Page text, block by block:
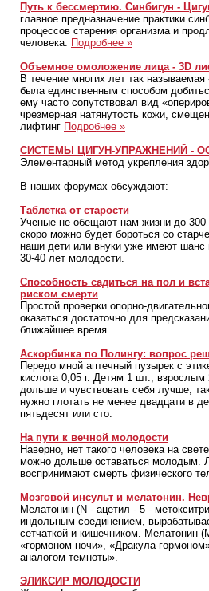
Путь к бессмертию. Cинбигун -
главное предназначение практики
процессов старения организма и
человека. Подробнее »
Объемное омоложение лица - 3D
В течение многих лет так называемая
была единственным способом
ему часто сопутствовал вид
чрезмерная натянутость кожи,
лифтинг Подробнее »
СИСТЕМЫ ЦИГУН-УПРАЖНЕНИЙ -
Элементарный метод укрепления
В наших форумах обсуждают:
Таблетка от старости
Ученые не обещают нам жизни до 300
скоро можно будет бороться со
наши дети или внуки уже имеют шанс
30-40 лет молодости.
Способность садиться на пол и
риском смерти
Простой проверки опорно-
оказаться достаточно для
ближайшее время.
Аскорбинка по Полингу: вопрос
Передо мной аптечный пузырек с
кислота 0,05 г. Детям 1 шт.,
дольше и чувствовать себя лучше,
нужно глотать не менее двадцати в
пятьдесят или сто.
На пути к вечной молодости
Наверно, нет такого человека на
можно дольше оставаться молодым.
воспринимают смерть физического
Мозговой инсульт и мелатонин.
Мелатонин (N - ацетил - 5 -
индольным соединением,
сетчаткой и кишечником. Мелатонин
«гормоном ночи», «Дракула-
аналогом темноты».
ЭЛИКСИР МОЛОДОСТИ